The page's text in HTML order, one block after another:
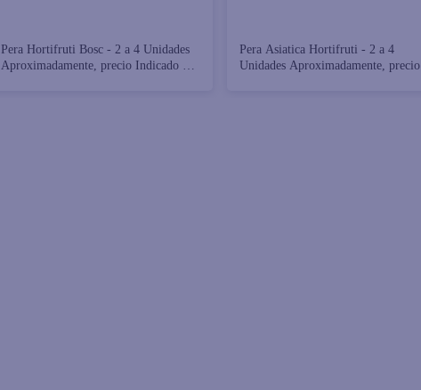
Pera Hortifruti Bosc - 2 a 4 Unidades
Aproximadamente, precio Indicado Por
Pera Asiatica Hortifruti - 2 a 4
Unidades Aproximadamente, precio